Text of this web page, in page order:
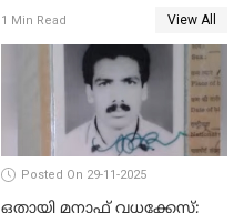
1 Min Read View All
Posted On 29-11-2025
ഒതായി മനാഫ് വധക്കേസ്;